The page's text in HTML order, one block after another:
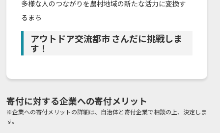
多様な人のつながりを農村地域の新たな活力に変換す
るまち
アウトドア交流都市 さんだに挑戦しま
す！
寄付に対する企業への寄付メリット
※企業への寄付メリットの詳細は、自治体と寄付企業で相談の上、決定しま
す。